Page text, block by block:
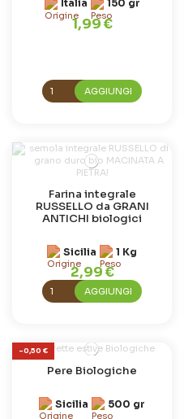
Italia 150 gr
1,99 €
AGGIUNGI
Farina integrale
RUSSELLO da GRANI
ANTICHI biologici
Sicilia 1 Kg
2,99 €
AGGIUNGI
-0,50 €
Pere Biologiche
Sicilia 500 gr